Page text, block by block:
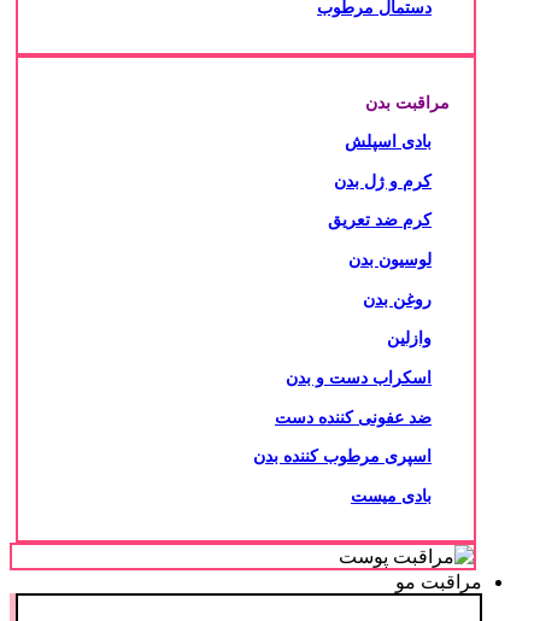
دستمال مرطوب
مراقبت بدن
بادی اسپلش
کرم و ژل بدن
کرم ضد تعریق
لوسیون بدن
روغن بدن
وازلین
اسکراب دست و بدن
ضد عفونی کننده دست
اسپری مرطوب کننده بدن
بادی میست
مراقبت مو